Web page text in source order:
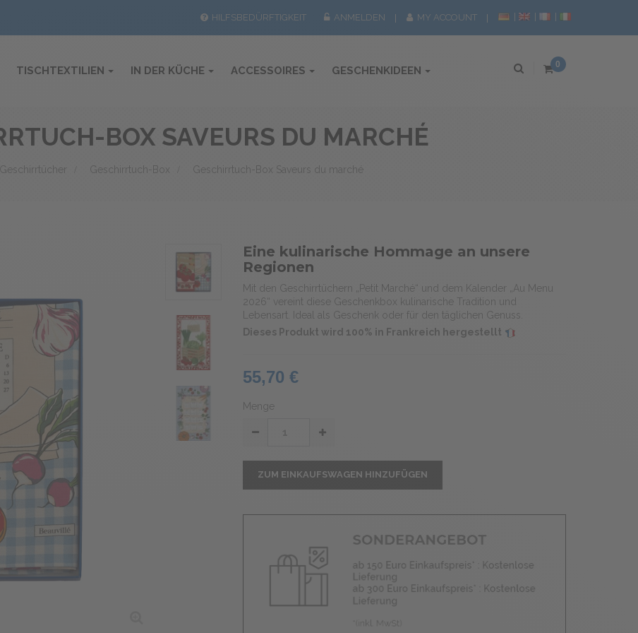
ANMELDEN MY ACCOUNT
HILFSBEDÜRFTIGKEIT
TISCHTEXTILIEN IN DER KÜCHE ACCESSOIRES GESCHENKIDEEN 0
Geschirrtücher Geschirrtuch-Box Geschirrtuch-Box Saveurs du marché
BOX SAVEURS DU MARCHÉ
Eine kulinarische Hommage an unsere
Regionen
Mit den Geschirrtüchern „Petit Marché“ und dem Kalender „Au Menu
2026“ vereint diese Geschenkbox kulinarische Tradition und
Lebensart. Ideal als Geschenk oder für den täglichen Genuss.
Dieses Produkt wird 100% in Frankreich hergestellt
55,70 €
Menge
ZUM EINKAUFSWAGEN HINZUFÜGEN